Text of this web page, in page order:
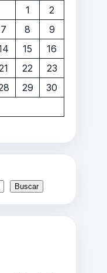
1
2
7 8
9
15
16
22
23
29
30
Buscar